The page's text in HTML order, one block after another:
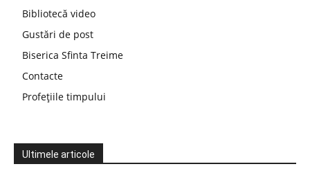
Bibliotecă video
Gustări de post
Biserica Sfinta Treime
Contacte
Profețiile timpului
Ultimele articole